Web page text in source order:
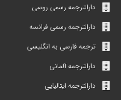
دارالترجمه رسمی روسی
دارالترجمه رسمی فرانسه
ترجمه فارسی به انگلیسی
دارالترجمه آلمانی
دارالترجمه ایتالیایی